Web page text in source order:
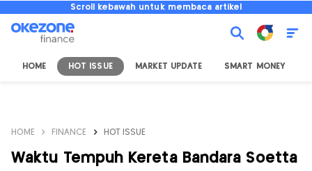
Scroll kebawah untuk membaca artikel
HOME HOT ISSUE MARKET UPDATE SMART MONEY
HOME FINANCE HOT ISSUE
Waktu Tempuh Kereta Bandara Soetta